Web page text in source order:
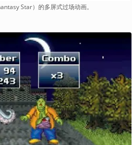
Star）的多屏式过场动画。